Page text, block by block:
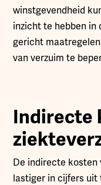
winstgevendheid
inzicht te hebben in
gericht
van verzuim te
Indirecte
De indirecte kosten
lastiger in cijfers uit